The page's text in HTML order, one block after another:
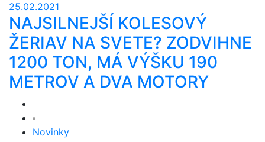
25.02.2021
NAJSILNEJŠÍ KOLESOVÝ
ŽERIAV NA SVETE? ZODVIHNE
1200 TON, MÁ VÝŠKU 190
METROV A DVA MOTORY
Novinky